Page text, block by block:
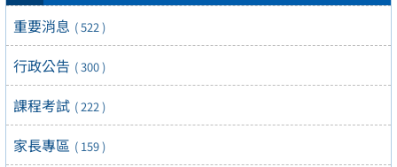
重要消息 ( 522 )
行政公告 ( 300 )
課程考試 ( 222 )
家長專區 ( 159 )